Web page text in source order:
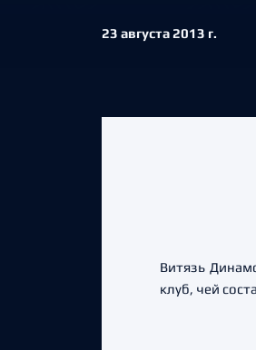
23 августа 2013 г.
Витязь
клуб, чей